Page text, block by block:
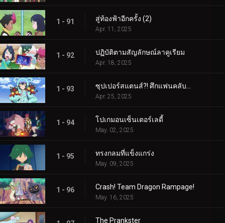
1 - 91 สู่ท้องฟ้าอีกครั้ง (2)
Apr. 11, 2025
1 - 92 ปฏิบัติตามสัญลักษณ์ลาคูเรียม
Apr. 18, 2025
1 - 93
Apr. 25, 2025
1 - 94 โปเกมอนเซ็นเตอร์เลดี้
May. 02, 2025
1 - 95 ทรงกลมที่แข็งแกร่ง
May. 09, 2025
1 - 96 Crash! Team Dragon Rampage!
May. 16, 2025
The Prankster